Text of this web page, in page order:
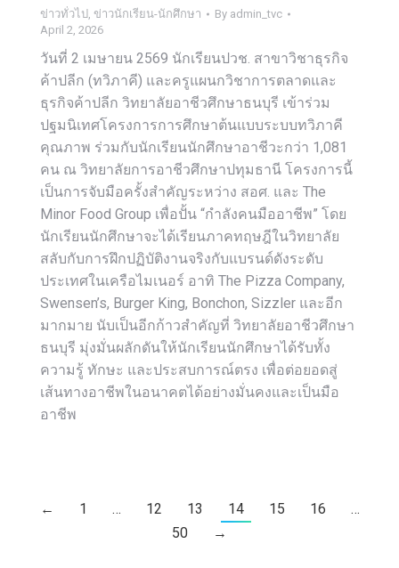
ข่าวทั่วไป, ข่าวนักเรียน-นักศึกษา By admin_tvc
April 2, 2026
วันที่ 2 เมษายน 2569 นักเรียนปวช. สาขาวิชาธุรกิจ
ค้าปลีก (ทวิภาคี) และครูแผนกวิชาการตลาดและ
ธุรกิจค้าปลีก วิทยาลัยอาชีวศึกษาธนบุรี เข้าร่วม
ปฐมนิเทศโครงการการศึกษาต้นแบบระบบทวิภาคี
คุณภาพ ร่วมกับนักเรียนนักศึกษาอาชีวะกว่า 1,081
คน ณ วิทยาลัยการอาชีวศึกษาปทุมธานี โครงการนี้
เป็นการจับมือครั้งสำคัญระหว่าง สอศ. และ The
Minor Food Group เพื่อปั้น “กำลังคนมืออาชีพ” โดย
นักเรียนนักศึกษาจะได้เรียนภาคทฤษฎีในวิทยาลัย
สลับกับการฝึกปฏิบัติงานจริงกับแบรนด์ดังระดับ
ประเทศในเครือไมเนอร์ อาทิ The Pizza Company,
Swensen’s, Burger King, Bonchon, Sizzler และอีก
มากมาย นับเป็นอีกก้าวสำคัญที่ วิทยาลัยอาชีวศึกษา
ธนบุรี มุ่งมั่นผลักดันให้นักเรียนนักศึกษาได้รับทั้ง
ความรู้ ทักษะ และประสบการณ์ตรง เพื่อต่อยอดสู่
เส้นทางอาชีพในอนาคตได้อย่างมั่นคงและเป็นมือ
อาชีพ
← 1 … 12 13 14 15 16
…
50
→